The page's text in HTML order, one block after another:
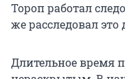
Тороп работал
же расследовал это
Длительное время